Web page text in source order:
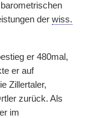
der wiss.
er 480mal,
er auf
Zillertaler,
zurück. Als
im